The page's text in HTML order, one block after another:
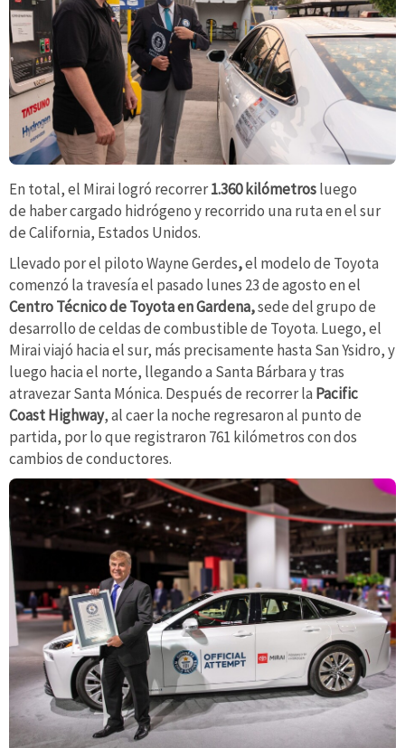
En total, el Mirai logró recorrer1.360 kilómetrosluego
de haber cargado hidrógeno y recorrido una ruta en el sur
de California, Estados Unidos.
Llevado por el piloto Wayne Gerdes,el modelo de Toyota
comenzó la travesía el pasado lunes 23 de agosto en el
Centro Técnico de Toyota en Gardena,sede del grupo de
desarrollo de celdas de combustible de Toyota. Luego, el
Mirai viajó hacia el sur, más precisamente hasta San Ysidro, y
luego hacia el norte, llegando a Santa Bárbara y tras
atravezar Santa Mónica. Después de recorrer la Pacific
Coast Highway, al caer la noche regresaron al punto de
partida, por lo que registraron 761 kilómetros con dos
cambios de conductores.